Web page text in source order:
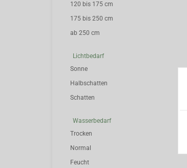
120 bis 175 cm
175 bis 250 cm
ab 250 cm
Lichtbedarf
Sonne
Halbschatten
Schatten
Wasserbedarf
Trocken
Normal
Feucht